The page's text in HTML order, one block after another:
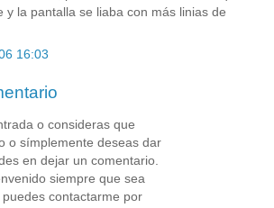
y la pantalla se liaba con más linias de
16:03
o consideras que
o símplemente deseas dar
en dejar un comentario.
siempre que sea
contactarme por